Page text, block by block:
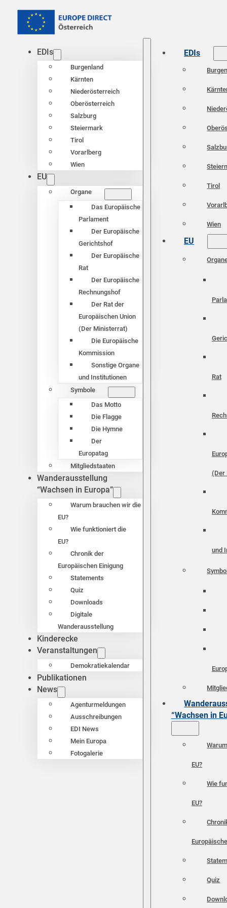
EDIs
Burgenland
Kärnten
Niederösterreich
Oberösterreich
Salzburg
Steiermark
Tirol
Vorarlberg
Wien
EU
Organe
Das Europäische
Parlament
Der Europäische
Gerichtshof
Der Europäische
Rat
Der Europäische
Rechnungshof
Der Rat der
Europäischen Union
(Der Ministerrat)
Die Europäische
Kommission
Sonstige Organe
und Institutionen
Symbole
Das Motto
Die Flagge
Die Hymne
Der
Europatag
Mitgliedstaaten
Wanderausstellung
“Wachsen in Europa”
Warum brauchen wir die
EU?
Wie funktioniert die
EU?
Chronik der
Europäischen Einigung
Statements
Quiz
Downloads
Digitale
Wanderausstellung
Kinderecke
Veranstaltungen
Demokratiekalendar
Publikationen
News
Agenturmeldungen
Ausschreibungen
EDI News
Mein Europa
Fotogalerie
EDIs
Tirol
Wien
EU
Rat
(Der
und
“Wachsen in
EU?
Wie
EU?
Quiz